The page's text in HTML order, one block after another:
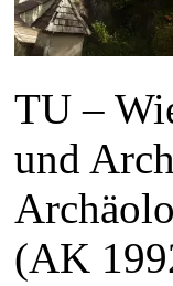
TU –
und
(AK